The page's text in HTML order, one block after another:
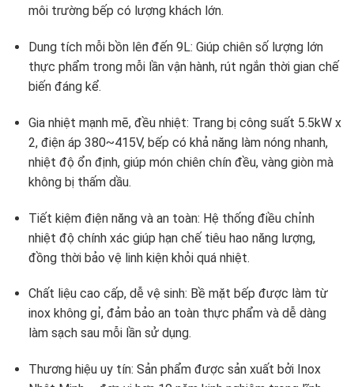
môi trường bếp có lượng khách lớn.
Dung tích mỗi bồn lên đến 9L: Giúp chiên số lượng lớn
thực phẩm trong mỗi lần vận hành, rút ngắn thời gian chế
biến đáng kể.
Gia nhiệt mạnh mẽ, đều nhiệt: Trang bị công suất 5.5kW x
2, điện áp 380~415V, bếp có khả năng làm nóng nhanh,
nhiệt độ ổn định, giúp món chiên chín đều, vàng giòn mà
không bị thấm dầu.
Tiết kiệm điện năng và an toàn: Hệ thống điều chỉnh
nhiệt độ chính xác giúp hạn chế tiêu hao năng lượng,
đồng thời bảo vệ linh kiện khỏi quá nhiệt.
Chất liệu cao cấp, dễ vệ sinh: Bề mặt bếp được làm từ
inox không gỉ, đảm bảo an toàn thực phẩm và dễ dàng
làm sạch sau mỗi lần sử dụng.
Thương hiệu uy tín: Sản phẩm được sản xuất bởi Inox